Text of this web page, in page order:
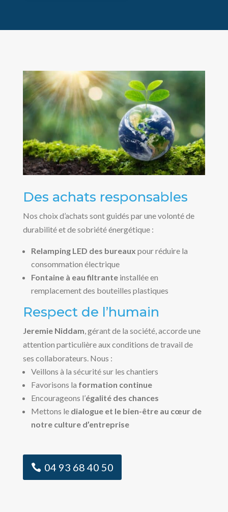
Des achats responsables
Nos choix d’achats sont guidés par une volonté de
durabilité et de sobriété énergétique :
Relamping LED des bureaux pour réduire la
consommation électrique
Fontaine à eau filtranteinstallée en
remplacement des bouteilles plastiques
Respect de l’humain
Jeremie Niddam, gérant de la société, accorde une
attention particulière aux conditions de travail de
ses collaborateurs. Nous :
Veillons à la sécurité sur les chantiers
Favorisons la formation continue
Encourageons l’égalité des chances
Mettons le dialogue et le bien-être au cœur de
notre culture d’entreprise
04 93 68 40 50